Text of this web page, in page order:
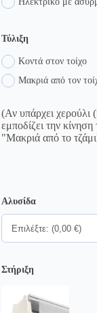
Τύλιξη
Κοντά στον τοίχο
Μακριά από τον
(Αν υπάρχει χερούλι
εμποδίζει την
"Μακριά από το
Αλυσίδα
Στήριξη